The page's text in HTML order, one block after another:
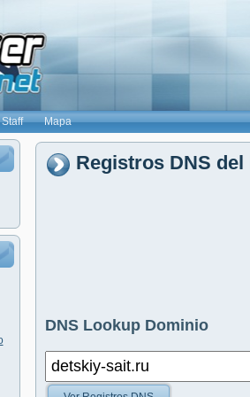
Staff Mapa
Registros DNS
DNS Lookup Dominio